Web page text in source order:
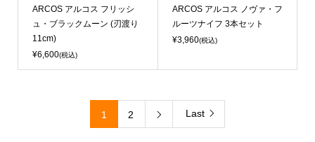
ARCOS アルコス フリッシ
ュ・ブラックムーン (刃渡り
11cm)
¥6,600(税込)
ARCOS アルコス ノヴァ・フ
ルーツナイフ 3本セット
¥3,960(税込)
1 2  Last